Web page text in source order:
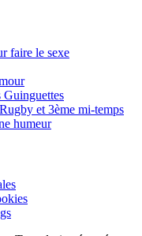
faire le sexe
Guinguettes
et 3ème mi-temps
humeur